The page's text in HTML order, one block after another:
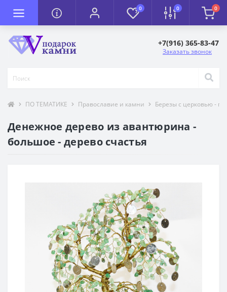
0 0 0
+7(916) 365-83-47
Заказать звонок
ПО ТЕМАТИКЕ Православие и камни Березы с церковью -
Денежное дерево из авантюрина -
большое - дерево счастья